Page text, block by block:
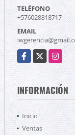
TELÉFONO
+576028818717
EMAIL
Facebook
X Instagram
INFORMACIÓN
Inicio
Ventas